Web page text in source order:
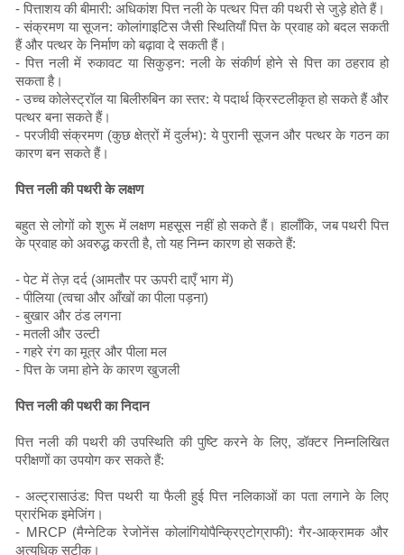
- पित्ताशय की बीमारी: अधिकांश पित्त नली के पत्थर पित्त की पथरी से जुड़े होते हैं।
- संक्रमण या सूजन: कोलांगाइटिस जैसी स्थितियाँ पित्त के प्रवाह को बदल सकती
हैं और पत्थर के निर्माण को बढ़ावा दे सकती हैं।
- पित्त नली में रुकावट या सिकुड़न: नली के संकीर्ण होने से पित्त का ठहराव हो
सकता है।
- उच्च कोलेस्ट्रॉल या बिलीरुबिन का स्तर: ये पदार्थ क्रिस्टलीकृत हो सकते हैं और
पत्थर बना सकते हैं।
- परजीवी संक्रमण (कुछ क्षेत्रों में दुर्लभ): ये पुरानी सूजन और पत्थर के गठन का
कारण बन सकते हैं।
पित्त नली की पथरी के लक्षण
बहुत से लोगों को शुरू में लक्षण महसूस नहीं हो सकते हैं। हालाँकि, जब पथरी पित्त
के प्रवाह को अवरुद्ध करती है, तो यह निम्न कारण हो सकते हैं:
- पेट में तेज़ दर्द (आमतौर पर ऊपरी दाएँ भाग में)
- पीलिया (त्वचा और आँखों का पीला पड़ना)
- बुखार और ठंड लगना
- मतली और उल्टी
- गहरे रंग का मूत्र और पीला मल
- पित्त के जमा होने के कारण खुजली
पित्त नली की पथरी का निदान
पित्त नली की पथरी की उपस्थिति की पुष्टि करने के लिए, डॉक्टर निम्नलिखित
परीक्षणों का उपयोग कर सकते हैं:
- अल्ट्रासाउंड: पित्त पथरी या फैली हुई पित्त नलिकाओं का पता लगाने के लिए
प्रारंभिक इमेजिंग।
- MRCP (मैग्नेटिक रेजोनेंस कोलांगियोपैन्क्रिएटोग्राफी): गैर-आक्रामक और
अत्यधिक सटीक।